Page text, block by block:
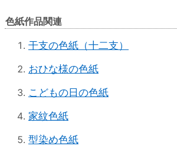
色紙作品関連
干支の色紙（十二支）
おひな様の色紙
こどもの日の色紙
家紋色紙
型染め色紙